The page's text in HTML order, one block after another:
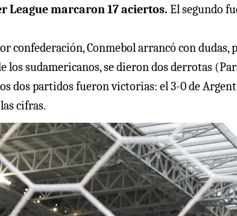
League marcaron 17 aciertos. El segundo
confederación, Conmebol arrancó con
los sudamericanos, se dieron dos derrotas
dos partidos fueron victorias: el 3-0 de
cifras.